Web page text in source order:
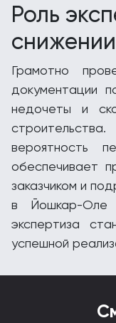
Роль
Грамотно
документации
недочеты и
вероятность
обеспечивает
заказчиком и
в Йошкар-Оле
экспертиза
успешной